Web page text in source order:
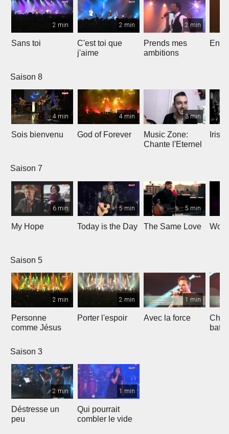
2 min
Sans toi
2 min
C'est toi que
j'aime
2 min
Prends mes
ambitions
Saison 8
4 min
Sois bienvenu
4 min
God of Forever
3 min
Music Zone:
Chante l'Eternel
Irish
Saison 7
6 min
My Hope
5 min
Today is the Day
5 min
The Same Love
Saison 5
2 min
Personne
comme Jésus
2 min
Porter l'espoir
1 min
Avec la force
Saison 3
2 min
Déstresse un
peu
1 min
Qui pourrait
combler le vide